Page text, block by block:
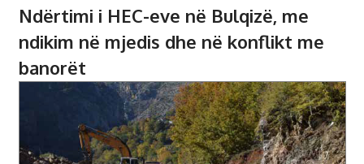
Ndërtimi i HEC-eve në Bulqizë, me
ndikim në mjedis dhe në konflikt me
banorët